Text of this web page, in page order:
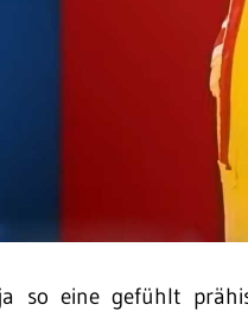
so eine gefühlt